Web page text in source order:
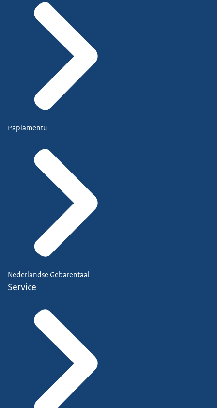
Papiamentu
Nederlandse Gebarentaal
Service